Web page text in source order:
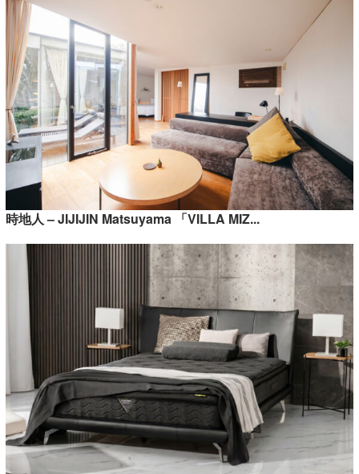
時地人 – JIJIJIN Matsuyama 「VILLA MIZ...